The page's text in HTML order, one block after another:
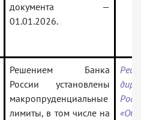
документа —
01.01.2026.
Решением Банка
России установлены
макропруденциальные
лимиты, в том числе на
«Об